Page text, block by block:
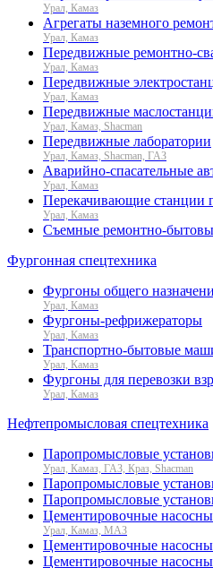
Урал, Камаз
Агрегаты наземного
Урал, Камаз
Передвижные ремонтно-
Урал, Камаз
Передвижные
Урал, Камаз
Передвижные
Урал, Камаз, Shacman
Передвижные лаборатории
Урал, Камаз, Shacman, ГАЗ
Аварийно-спасательные
Урал, Камаз
Перекачивающие станции
Урал, Камаз
Съемные ремонтно-
Фургонная спецтехника
Фургоны общего
Урал, Камаз
Фургоны-рефрижераторы
Урал, Камаз
Транспортно-бытовые
Урал, Камаз
Фургоны для перевозки
Урал, Камаз
Нефтепромысловая спецтехника
Паропромысловые
Урал, Камаз, ГАЗ, Краз, Shacman
Паропромысловые
Паропромысловые
Цементировочные
Урал, Камаз, МАЗ
Цементировочные
Цементировочные